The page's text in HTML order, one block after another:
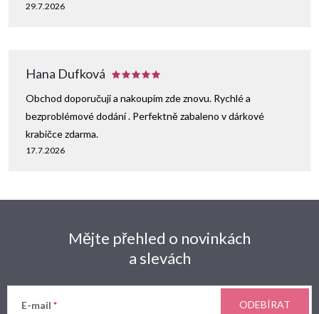
29.7.2026
Hana Dufková
17.7.2026
Obchod doporučuji a nakoupím zde znovu. Rychlé a
bezproblémové dodání . Perfektně zabaleno v dárkové
krabičce zdarma.
Mějte přehled o novinkách
a slevách
E-mail ODEBÍRAT